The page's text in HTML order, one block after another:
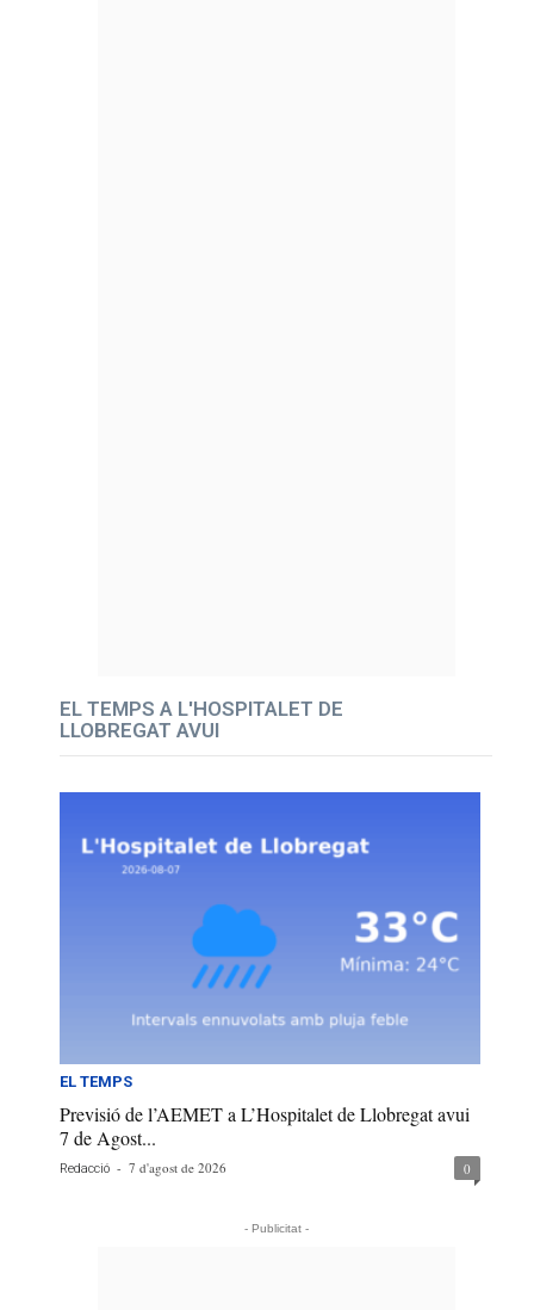
EL TEMPS A L'HOSPITALET DE
LLOBREGAT AVUI
EL TEMPS
Previsió de l’AEMET a L’Hospitalet de Llobregat avui
7 de Agost...
Redacció - 7 d'agost de 2026 0
- Publicitat -